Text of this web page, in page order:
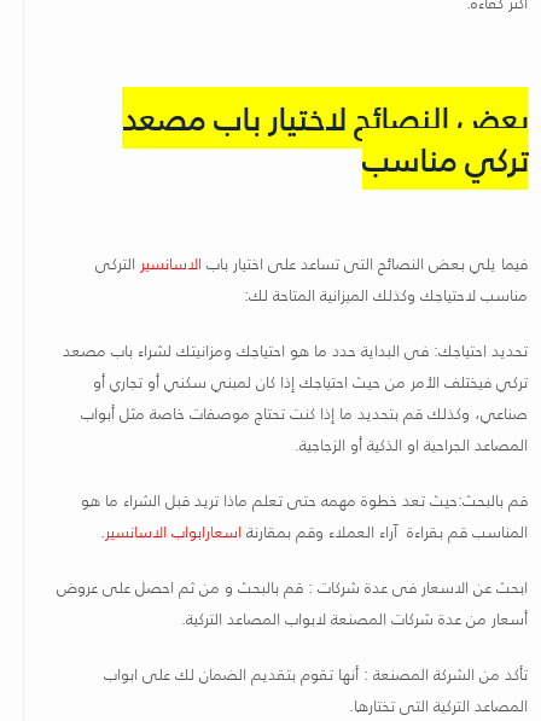
بعض النصائح لاختيار باب مصعد
تركي مناسب
فيما يلي بعض النصائح التى تساعد على اختيار باب الاسانسير التركى
مناسب لاحتياجك وكذلك الميزانية المتاحة لك:
تحديد احتياجك: فى البداية حدد ما هو احتياجك ومزانيتك لشراء باب مصعد
تركي فيختلف الأمر من حيث احتياجك إذا كان لمبني سكني أو تجاري أو
صناعي، وكذلك قم بتحديد ما إذا كنت تحتاج موصفات خاصة مثل أبواب
المصاعد الجراحية او الذكية أو الزجاجية.
قم بالبحث:حيث تعد خطوة مهمه حتى تعلم ماذا تريد قبل الشراء ما هو
المناسب قم بقراءة آراء العملاء وقم بمقارنة اسعارابواب الاسانسير.
ابحث عن الاسعار فى عدة شركات : قم بالبحث و من ثم احصل على عروض
أسعار من عدة شركات المصنعة لابواب المصاعد التركية.
تأكد من الشركة المصنعة : أنها تقوم بتقديم الضمان لك على ابواب
المصاعد التركية التى تختارها.